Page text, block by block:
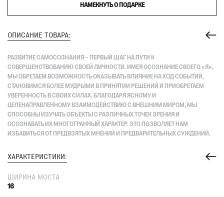
НАМЕКНУТЬ О ПОДАРКЕ
ОПИСАНИЕ ТОВАРА:
РАЗВИТИЕ САМОСОЗНАНИЯ – ПЕРВЫЙ ШАГ НА ПУТИ К
СОВЕРШЕНСТВОВАНИЮ СВОЕЙ ЛИЧНОСТИ. ИМЕЯ ОСОЗНАНИЕ СВОЕГО «Я»,
МЫ ОБРЕТАЕМ ВОЗМОЖНОСТЬ ОКАЗЫВАТЬ ВЛИЯНИЕ НА ХОД СОБЫТИЙ,
СТАНОВИМСЯ БОЛЕЕ МУДРЫМИ В ПРИНЯТИИ РЕШЕНИЙ И ПРИОБРЕТАЕМ
УВЕРЕННОСТЬ В СВОИХ СИЛАХ. БЛАГОДАРЯ ЯСНОМУ И
ЦЕЛЕНАПРАВЛЕННОМУ ВЗАИМОДЕЙСТВИЮ С ВНЕШНИМ МИРОМ, МЫ
СПОСОБНЫ ИЗУЧАТЬ ОБЪЕКТЫ С РАЗЛИЧНЫХ ТОЧЕК ЗРЕНИЯ И
ОСОЗНАВАТЬ ИХ МНОГОГРАННЫЙ ХАРАКТЕР. ЭТО ПОЗВОЛЯЕТ НАМ
ИЗБАВИТЬСЯ ОТ ПРЕДВЗЯТЫХ МНЕНИЙ И ПРЕДВАРИТЕЛЬНЫХ СУЖДЕНИЙ.
ХАРАКТЕРИСТИКИ:
ШИРИНА МОСТА
16